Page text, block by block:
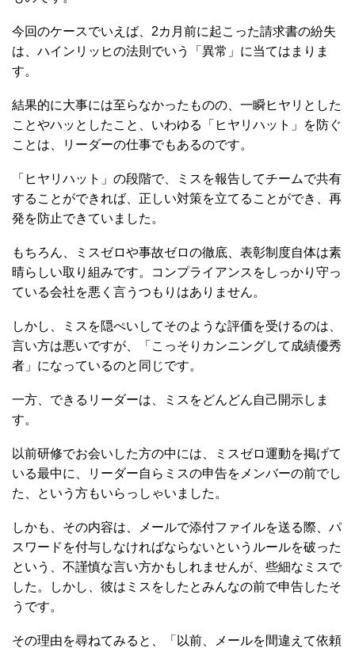
今回のケースでいえば、2カ月前に起こった請求書の紛失
は、ハインリッヒの法則でいう「異常」に当てはまりま
す。
結果的に大事には至らなかったものの、一瞬ヒヤリとした
ことやハッとしたこと、いわゆる「ヒヤリハット」を防ぐ
ことは、リーダーの仕事でもあるのです。
「ヒヤリハット」の段階で、ミスを報告してチームで共有
することができれば、正しい対策を立てることができ、再
発を防止できていました。
もちろん、ミスゼロや事故ゼロの徹底、表彰制度自体は素
晴らしい取り組みです。コンプライアンスをしっかり守っ
ている会社を悪く言うつもりはありません。
しかし、ミスを隠ぺいしてそのような評価を受けるのは、
言い方は悪いですが、「こっそりカンニングして成績優秀
者」になっているのと同じです。
一方、できるリーダーは、ミスをどんどん自己開示しま
す。
以前研修でお会いした方の中には、ミスゼロ運動を掲げて
いる最中に、リーダー自らミスの申告をメンバーの前でし
た、という方もいらっしゃいました。
しかも、その内容は、メールで添付ファイルを送る際、パ
スワードを付与しなければならないというルールを破った
という、不謹慎な言い方かもしれませんが、些細なミスで
した。しかし、彼はミスをしたとみんなの前で申告したそ
うです。
その理由を尋ねてみると、「以前、メールを間違えて依頼